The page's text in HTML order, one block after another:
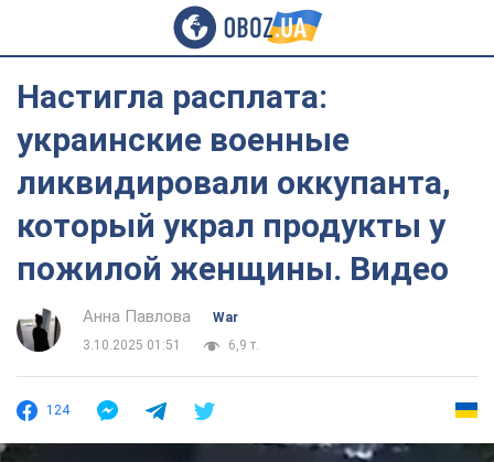
Настигла расплата:
украинские военные
ликвидировали оккупанта,
который украл продукты у
пожилой женщины. Видео
Анна Павлова
War
3.10.2025 01:51
6,9 т.
124